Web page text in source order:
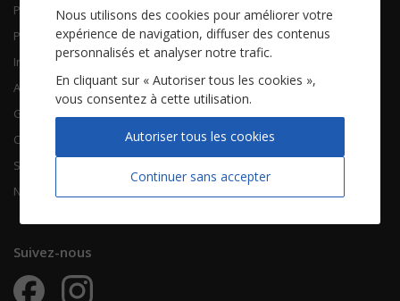
Piano Chant
Piano Solo
Instruments solistes
Accordéon
Guitare
Chorales
Songbooks
Nouvelles partitions
Contactez-nous
Qui sommes-nous
FAQ
À propos
CGV
Mentions légales
Vie privée
Suivez-nous
Nous utilisons des cookies pour améliorer votre
expérience de navigation, diffuser des contenus
personnalisés et analyser notre trafic.
En cliquant sur « Autoriser tous les cookies »,
vous consentez à cette utilisation.
Continuer sans accepter
Autoriser tous les cookies